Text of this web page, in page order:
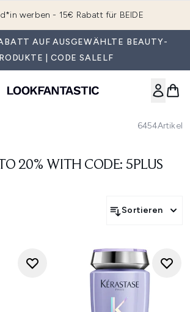
werben - 15€ Rabatt für BEIDE
AUF AUSGEWÄHLTE BEAUTY-
| CODE SALELF
6454Artikel
20% WITH CODE: 5PLUS
Sortieren